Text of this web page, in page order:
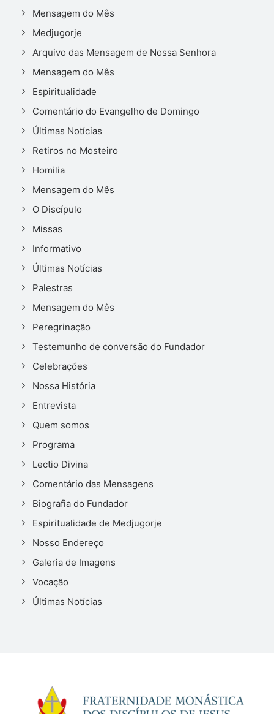
Mensagem do Mês
Medjugorje
Arquivo das Mensagem de Nossa Senhora
Mensagem do Mês
Espiritualidade
Comentário do Evangelho de Domingo
Últimas Notícias
Retiros no Mosteiro
Homilia
Mensagem do Mês
O Discípulo
Missas
Informativo
Últimas Notícias
Palestras
Mensagem do Mês
Peregrinação
Testemunho de conversão do Fundador
Celebrações
Nossa História
Entrevista
Quem somos
Programa
Lectio Divina
Comentário das Mensagens
Biografia do Fundador
Espiritualidade de Medjugorje
Nosso Endereço
Galeria de Imagens
Vocação
Últimas Notícias